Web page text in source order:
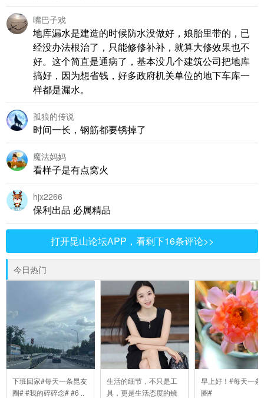
嘴巴子戏
地库漏水是建造的时候防水没做好，娘胎里带的，已
经没办法根治了，只能修修补补，就算大修效果也不
好。这个简直是通病了，基本没几个建筑公司把地库
搞好，因为想省钱，好多政府机关单位的地下车库一
样都是漏水。
孤狼的传说
时间一长，钢筋都要锈掉了
魔法妈妈
看样子是有点窝火
hjx2266
保利出品 必属精品
打开昆山论坛APP，看剩下16条评论>>
今日热门
下班回家#每天一条昆友
圈# #我的碎碎念# #6 ..
生活的细节，不只是工
具，更是生活态度的镜
早上好！#每天一条
圈#